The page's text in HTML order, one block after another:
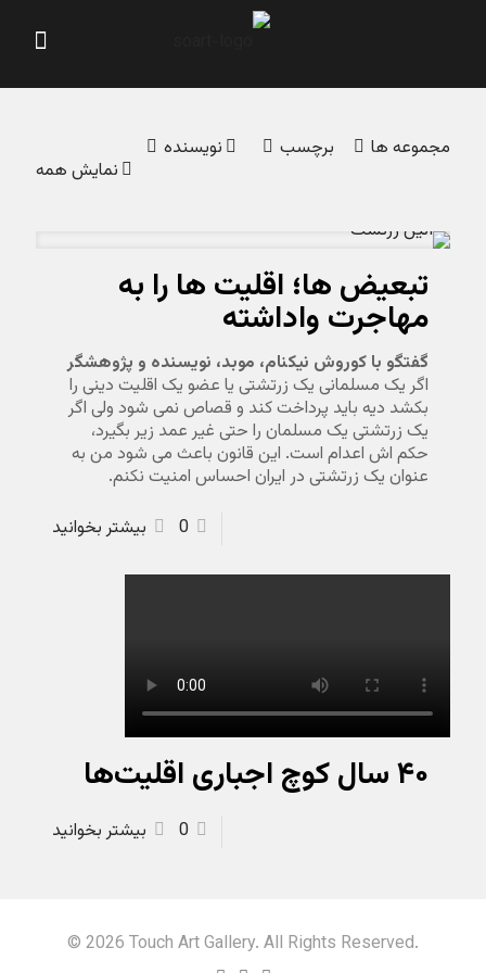
مجموعه ‌ها برچسب‌
نویسنده
نمایش همه
تبعیض ها؛ اقلیت ها را به
مهاجرت واداشته
گفتگو با کوروش نیکنام، موبد، نویسنده و پژوهشگر
اگر یک مسلمانی یک زرتشتی یا عضو یک اقلیت دینی را
بکشد دیه باید پرداخت کند و قصاص نمی شود ولی اگر
یک زرتشتی یک مسلمان را حتی غیر عمد زیر بگیرد،
حکم اش اعدام است. این قانون باعث می شود من به
عنوان یک زرتشتی در ایران احساس امنیت نکنم.
0
بیشتر بخوانید
۴۰ سال کوچ اجباری اقلیت‌ها
0 بیشتر بخوانید
© 2026 Touch Art Gallery. All Rights Reserved.